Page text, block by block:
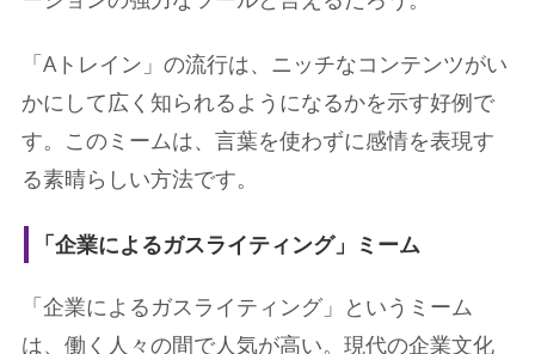
「Aトレイン」の流行は、ニッチなコンテンツがい
かにして広く知られるようになるかを示す好例で
す。このミームは、言葉を使わずに感情を表現す
る素晴らしい方法です。
「企業によるガスライティング」ミーム
「企業によるガスライティング」というミーム
は、働く人々の間で人気が高い。現代の企業文化